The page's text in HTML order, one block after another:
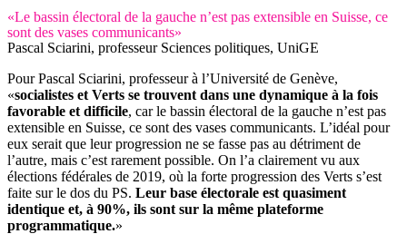
«Le bassin électoral de la gauche n’est pas extensible en Suisse, ce
sont des vases communicants»
Pascal Sciarini, professeur Sciences politiques, UniGE
Pour Pascal Sciarini, professeur à l’Université de Genève,
«socialistes et Verts se trouvent dans une dynamique à la fois
favorable et difficile, car le bassin électoral de la gauche n’est pas
extensible en Suisse, ce sont des vases communicants. L’idéal pour
eux serait que leur progression ne se fasse pas au détriment de
l’autre, mais c’est rarement possible. On l’a clairement vu aux
élections fédérales de 2019, où la forte progression des Verts s’est
faite sur le dos du PS. Leur base électorale est quasiment
identique et, à 90%, ils sont sur la même plateforme
programmatique.»